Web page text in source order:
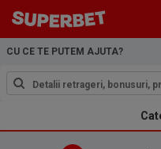
CU CE TE PUTEM AJUTA?